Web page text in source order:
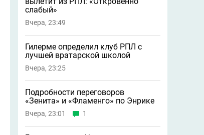
слабый»
Вчера, 23:49
Гилерме определил клуб РПЛ с
лучшей вратарской школой
Вчера, 23:25
Подробности переговоров
«Зенита» и «Фламенго» по Энрике
Вчера, 23:01 1